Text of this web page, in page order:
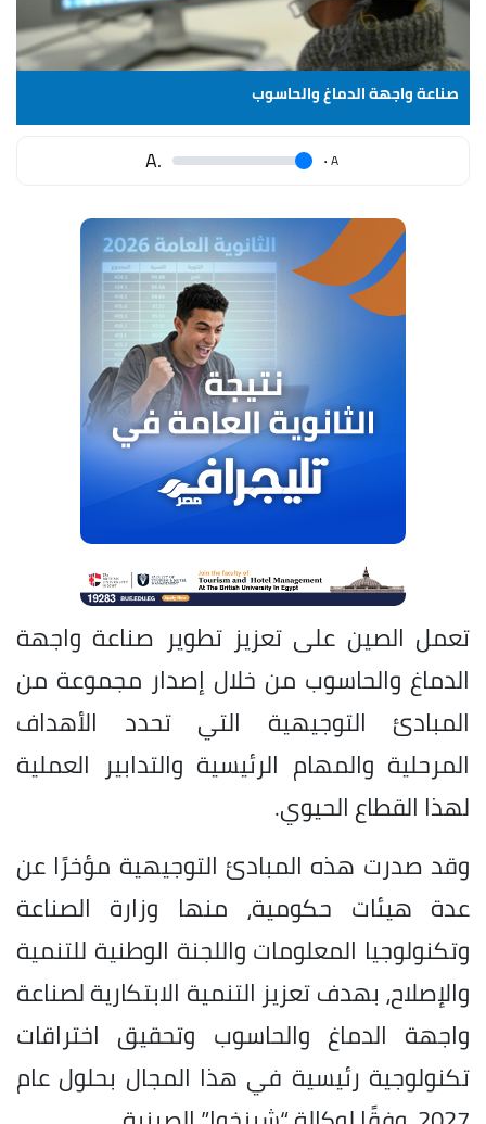
صناعة واجهة الدماغ والحاسوب
A
.
.A
تعمل الصين على تعزيز تطوير صناعة واجهة
الدماغ والحاسوب من خلال إصدار مجموعة من
المبادئ التوجيهية التي تحدد الأهداف
المرحلية والمهام الرئيسية والتدابير العملية
لهذا القطاع الحيوي.
وقد صدرت هذه المبادئ التوجيهية مؤخرًا عن
عدة هيئات حكومية، منها وزارة الصناعة
وتكنولوجيا المعلومات واللجنة الوطنية للتنمية
والإصلاح، بهدف تعزيز التنمية الابتكارية لصناعة
واجهة الدماغ والحاسوب وتحقيق اختراقات
تكنولوجية رئيسية في هذا المجال بحلول عام